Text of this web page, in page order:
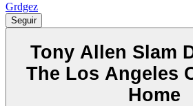
Grdgez
Seguir
Tony Allen Slam Dunk Over
The Los Angeles
Home